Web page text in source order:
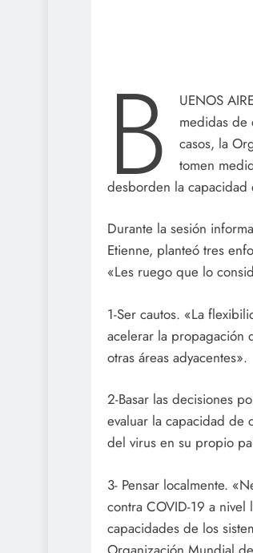
B
UENOS
medidas de
casos, la
tomen
desborden la capacidad
Durante la sesión
Etienne, planteó tres
«Les ruego que lo
1-Ser cautos. «La
acelerar la propagación
otras áreas adyacentes».
2-Basar las decisiones
evaluar la capacidad de
del virus en su propio
3- Pensar localmente.
contra COVID-19 a nivel
capacidades de los